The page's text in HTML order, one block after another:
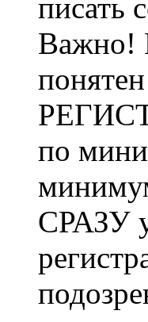
писать
Важно!
по
СРАЗУ